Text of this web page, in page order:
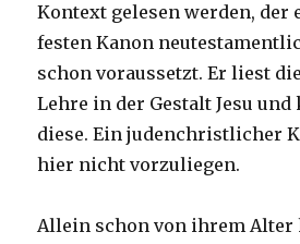
Kontext gelesen werden, der
festen Kanon
schon voraussetzt. Er liest
Lehre in der Gestalt Jesu
diese. Ein judenchristlicher
hier nicht vorzuliegen.
Allein schon von ihrem Alter